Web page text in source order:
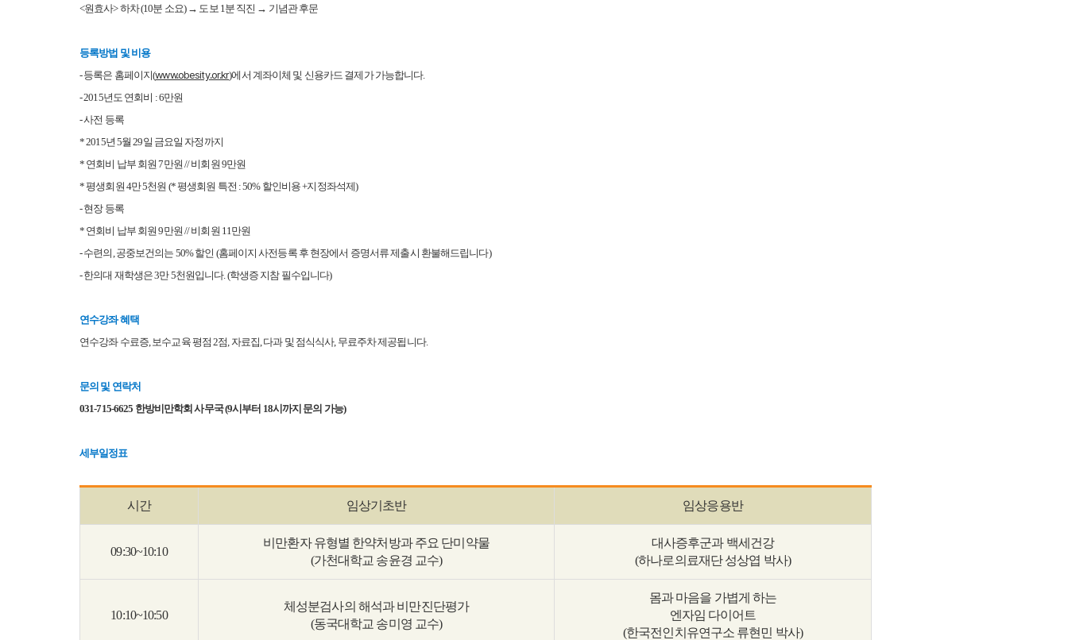
<원효사> 하차 (10분 소요) → 도보 1분 직진 → 기념관 후문
등록방법 및 비용
- 등록은 홈페이지(www.obesity.or.kr)에서 계좌이체 및 신용카드 결제가 가능합니다.
- 2015년도 연회비 : 6만원
- 사전 등록
* 2015년 5월 29일 금요일 자정까지
* 연회비 납부 회원 7만원 // 비회원 9만원
* 평생회원 4만 5천원 (* 평생회원 특전 : 50% 할인비용 +지정좌석제)
- 현장 등록
* 연회비 납부 회원 9만원 // 비회원 11만원
- 수련의, 공중보건의는 50% 할인 (홈페이지 사전등록 후 현장에서 증명서류 제출시 환불해드립니다)
- 한의대 재학생은 3만 5천원입니다. (학생증 지참 필수입니다)
연수강좌 혜택
연수강좌 수료증, 보수교육 평점 2점, 자료집, 다과 및 점식식사, 무료주차 제공됩니다.
문의 및 연락처
031-715-6625 한방비만학회 사무국 (9시부터 18시까지 문의 가능)
세부일정표
시간 임상기초반 임상응용반
09:30~10:10
비만환자 유형별 한약처방과 주요 단미약물
(가천대학교 송윤경 교수)
대사증후군과 백세건강
(하나로의료재단 성상엽 박사)
10:10~10:50
체성분검사의 해석과 비만진단평가
(동국대학교 송미영 교수)
몸과 마음을 가볍게 하는
엔자임 다이어트
(한국전인치유연구소 류현민 박사)